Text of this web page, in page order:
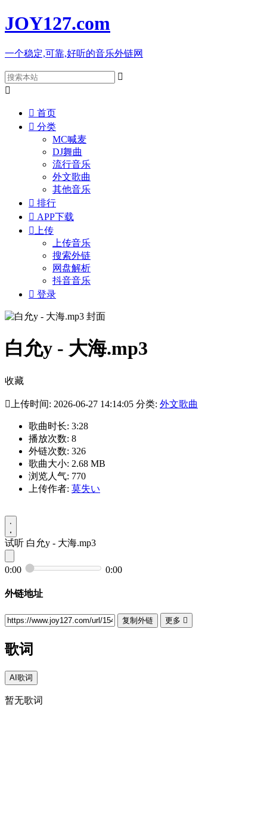
JOY127.com
一个稳定,可靠,好听的音乐外链网


 首页
 分类
MC喊麦
DJ舞曲
流行音乐
外文歌曲
其他音乐
 排行
 APP下载
 上传
上传音乐
搜索外链
网盘解析
抖音音乐
 登录
白允y - 大海.mp3
收藏
 上传时间: 2026-06-27 14:14:05 分类: 外文歌曲
歌曲时长: 3:28
播放次数: 8
外链次数: 326
歌曲大小: 2.68 MB
浏览人气: 770
上传作者: 莫失い
试听 白允y - 大海.mp3
0:00 0:00
外链地址
复制外链 更多 
歌词
AI歌词
暂无歌词